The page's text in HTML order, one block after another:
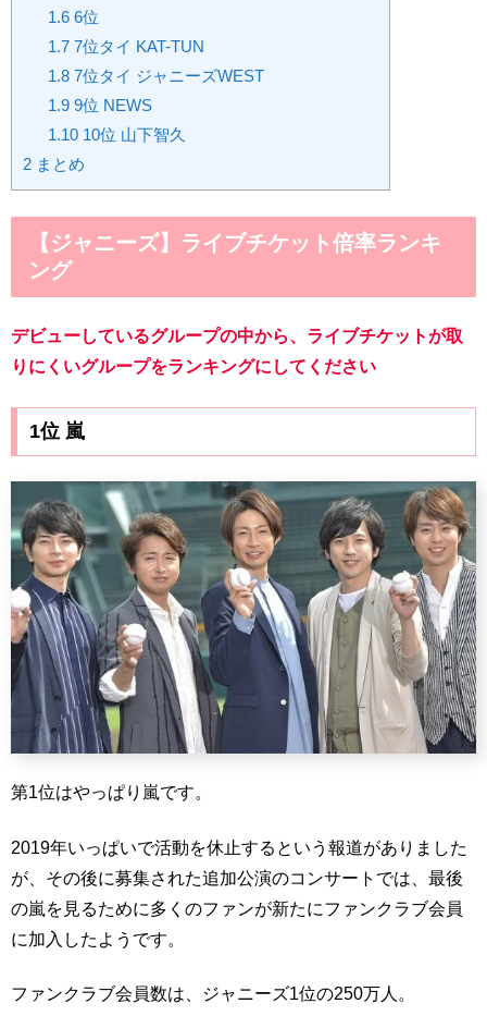
1.66位
1.77位タイ KAT-TUN
1.87位タイ ジャニーズWEST
1.99位 NEWS
1.1010位 山下智久
2 まとめ
【ジャニーズ】ライブチケット倍率ランキ
ング
デビューしているグループの中から、ライブチケットが取
りにくいグループをランキングにしてください
1位 嵐
第1位はやっぱり嵐です。
2019年いっぱいで活動を休止するという報道がありました
が、その後に募集された追加公演のコンサートでは、最後
の嵐を見るために多くのファンが新たにファンクラブ会員
に加入したようです。
ファンクラブ会員数は、ジャニーズ1位の250万人。